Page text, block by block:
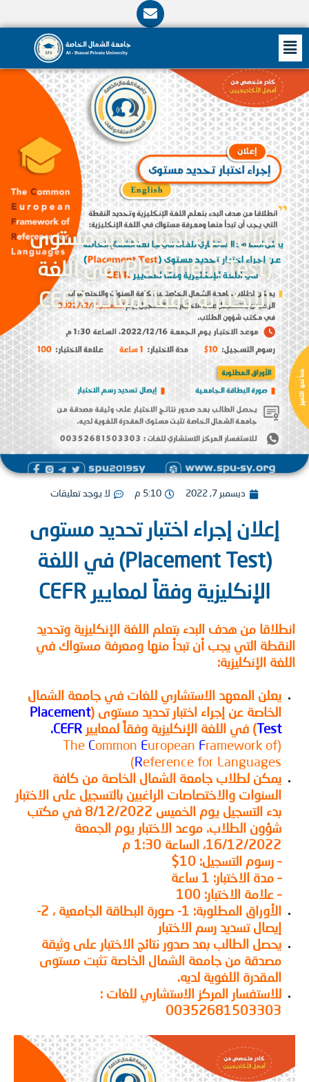
o
p
e
إعلان إجراء اختبار تحديد مستوى
(Placement Test) في اللغة
الإنكليزية وفقاً لمعايير CEFR
ديسمبر 7, 2022 5:10 م لا يوجد تعليقات
إعلان إجراء اختبار تحديد مستوى
(Placement Test) في اللغة
الإنكليزية وفقاً لمعايير CEFR
من هدف البدء بتعلم اللغة الإنكليزية وتحديد
التي يجب أن تبدأ منها ومعرفة مستواك في
الإنكليزية:
يعلن المعهد الاستشاري للغات في جامعة الشمال
الخاصة عن إجراء اختبار تحديد مستوى (Placement
) في اللغة الإنكليزية وفقاً لمعاييرCEFR.
CommonEuropeanFramework of
Reference for Languages)
يمكن لطلاب جامعة الشمال الخاصة من كافة
السنوات والاختصاصات الراغبين بالتسجيل على الاختبار
بدء التسجيل يوم الخميس 8/12/2022 في مكتب
شؤون الطلاب. موعد الاختبار يوم الجمعة
16/12/2022، الساعة 1:30 م
– رسوم التسجيل: 10$
– مدة الاختبار: 1 ساعة
– علامة الاختبار: 100
الأوراق المطلوبة: 1- صورة البطاقة الجامعية ، 2-
إيصال تسديد رسم الاختبار
يحصل الطالب بعد صدور نتائج الاختبار على وثيقة
مصدقة من جامعة الشمال الخاصة تثبت مستوى
المقدرة اللغوية لديه.
للاستفسار المركز الاستشاري للغات :
00352681503303